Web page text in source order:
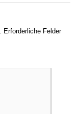
Erforderliche Felder